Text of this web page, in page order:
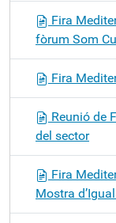
Fira
fòrum Som
Fira
Reunió de
del sector
Fira
Mostra